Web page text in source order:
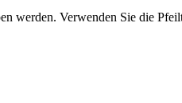
werden. Verwenden Sie die